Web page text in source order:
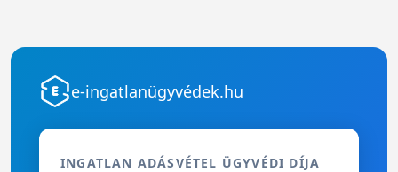
e-ingatlanügyvédek.hu
INGATLAN ADÁSVÉTEL ÜGYVÉDI DÍJA